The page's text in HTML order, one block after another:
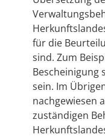
für die
sind. Zum
Bescheinigung
sein. Im
nachgewiesen
zuständigen